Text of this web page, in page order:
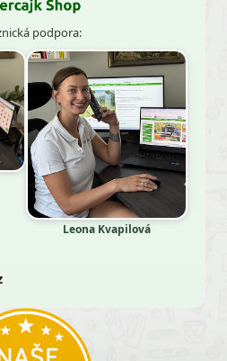
podpora:
Leona Kvapilová